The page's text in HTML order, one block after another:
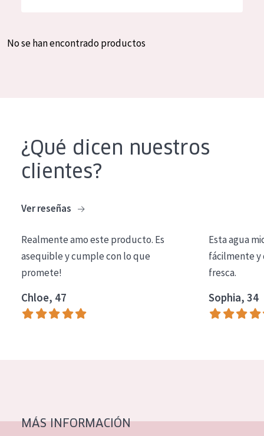
Crema de día
Crema de noche
Limpieza
COLECCIÓN
Essentials
Lift+
Piel normal y seca
Spanish
No se han encontrado productos
¿Qué dicen nuestros
clientes?
Ver reseñas
Realmente amo este producto. Es
asequible y cumple con lo que
promete!
Chloe, 47
Esta agua
fácilmente y
fresca.
Sophia, 34
MÁS INFORMACIÓN